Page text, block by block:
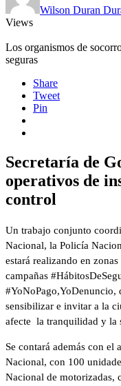
Wilson Duran
Views
Los organismos de
seguras
Share
Tweet
Pin
Secretaría de
operativos de
control
Un trabajo conjunto
Nacional, la Policía
estará realizando en
campañas
sensibilizar e invitar a la
afecte la tranquilidad y la
Se contará además con el
Nacional, con 100
Nacional de motorizadas,